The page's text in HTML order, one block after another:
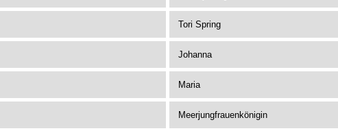
Tori Spring
Johanna
Maria
Meerjungfrauenkönigin